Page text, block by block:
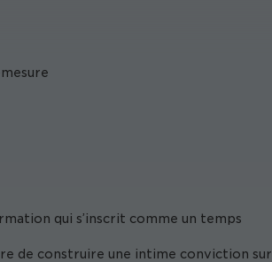
qui s’inscrit comme un temps
de construire une intime conviction sur